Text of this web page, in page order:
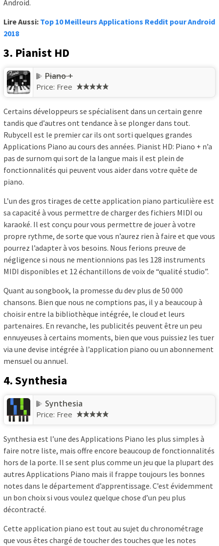
Android.
Lire Aussi: Top 10 Meilleurs Applications Reddit pour Android
2018
3. Pianist HD
Piano +
Price: Free
Certains développeurs se spécialisent dans un certain genre
tandis que d’autres ont tendance à se plonger dans tout.
Rubycell est le premier car ils ont sorti quelques grandes
Applications Piano au cours des années. Pianist HD: Piano + n’a
pas de surnom qui sort de la langue mais il est plein de
fonctionnalités qui peuvent vous aider dans votre quête de
piano.
L’un des gros tirages de cette application piano particulière est
sa capacité à vous permettre de charger des fichiers MIDI ou
karaoké. Il est conçu pour vous permettre de jouer à votre
propre rythme, de sorte que vous n’aurez rien à faire et que vous
pourrez l’adapter à vos besoins. Nous ferions preuve de
négligence si nous ne mentionnions pas les 128 instruments
MIDI disponibles et 12 échantillons de voix de “qualité studio”.
Quant au songbook, la promesse du dev plus de 50 000
chansons. Bien que nous ne comptions pas, il y a beaucoup à
choisir entre la bibliothèque intégrée, le cloud et leurs
partenaires. En revanche, les publicités peuvent être un peu
ennuyeuses à certains moments, bien que vous puissiez les tuer
via une devise intégrée à l’application piano ou un abonnement
mensuel ou annuel.
4. Synthesia
Synthesia
Price: Free
Synthesia est l’une des Applications Piano les plus simples à
faire notre liste, mais offre encore beaucoup de fonctionnalités
hors de la porte. Il se sent plus comme un jeu que la plupart des
autres Applications Piano mais il frappe toujours les bonnes
notes dans le département d’apprentissage. C’est évidemment
un bon choix si vous voulez quelque chose d’un peu plus
décontracté.
Cette application piano est tout au sujet du chronométrage
que vous êtes chargé de toucher des touches que les notes